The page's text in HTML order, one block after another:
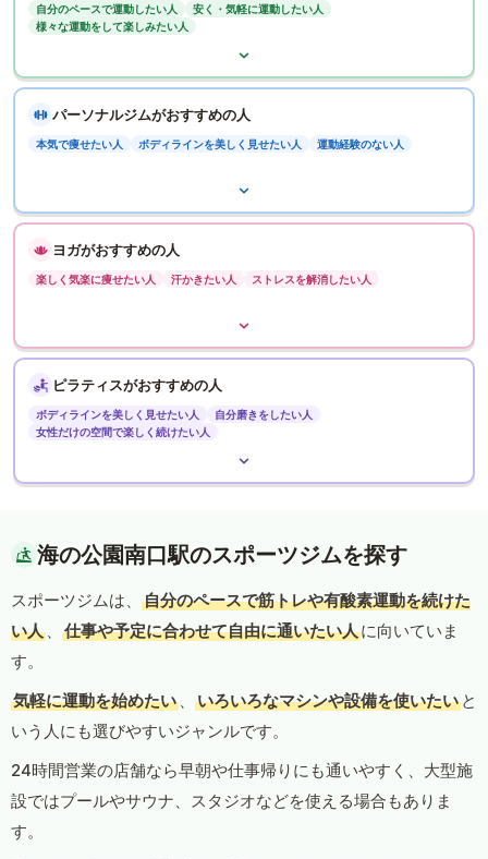
自分のペースで運動したい人
安く・気軽に運動したい人
様々な運動をして楽しみたい人
パーソナルジムがおすすめの人
本気で痩せたい人 ボディラインを美しく見せたい人 運動経験のない人
ヨガがおすすめの人
楽しく気楽に痩せたい人 汗かきたい人 ストレスを解消したい人
ピラティスがおすすめの人
ボディラインを美しく見せたい人
自分磨きをしたい人
女性だけの空間で楽しく続けたい人
海の公園南口駅のスポーツジムを探す
スポーツジムは、
自分のペースで筋トレや有酸素運動を続けた
い人 、 仕事や予定に合わせて自由に通いたい人に向いていま
す。
気軽に運動を始めたい 、 いろいろなマシンや設備を使いたい と
いう人にも選びやすいジャンルです。
24時間営業の店舗なら早朝や仕事帰りにも通いやすく、大型施
設ではプールやサウナ、スタジオなどを使える場合もありま
す。